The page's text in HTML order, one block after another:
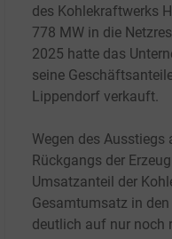
des Kohlekraftwerks
778 MW in die
2025 hatte das
seine
Lippendorf verkauft.
Wegen des Ausstiegs
Rückgangs der
Umsatzanteil der
Gesamtumsatz in
deutlich auf nur noch